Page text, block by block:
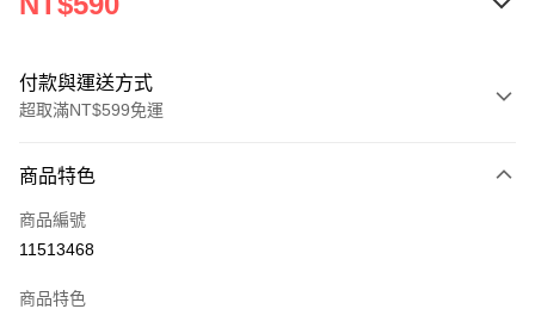
付款與運送方式
超取滿NT$599免運
信用卡一次付款
超商取貨付款
商品特色
商品編號
11513468
商品特色